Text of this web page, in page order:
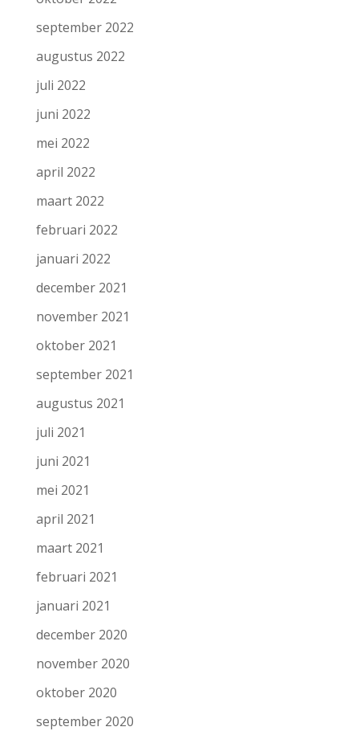
september 2022
augustus 2022
juli 2022
juni 2022
mei 2022
april 2022
maart 2022
februari 2022
januari 2022
december 2021
november 2021
oktober 2021
september 2021
augustus 2021
juli 2021
juni 2021
mei 2021
april 2021
maart 2021
februari 2021
januari 2021
december 2020
november 2020
oktober 2020
september 2020